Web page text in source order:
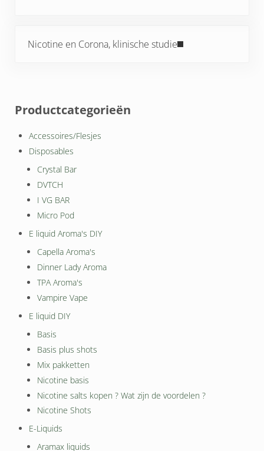
Nicotine en Corona, klinische studie
Sidebar
Productcategorieën
Accessoires/Flesjes
Disposables
Crystal Bar
DVTCH
I VG BAR
Micro Pod
E liquid Aroma's DIY
Capella Aroma's
Dinner Lady Aroma
TPA Aroma's
Vampire Vape
E liquid DIY
Basis
Basis plus shots
Mix pakketten
Nicotine basis
Nicotine salts kopen ? Wat zijn de voordelen ?
Nicotine Shots
E-Liquids
Aramax liquids